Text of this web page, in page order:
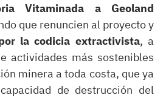
Vitaminada a Geoland
que renuncien al proyecto y
la codicia extractivista, a
actividades más sostenibles
minera a toda costa, que ya
de destrucción del